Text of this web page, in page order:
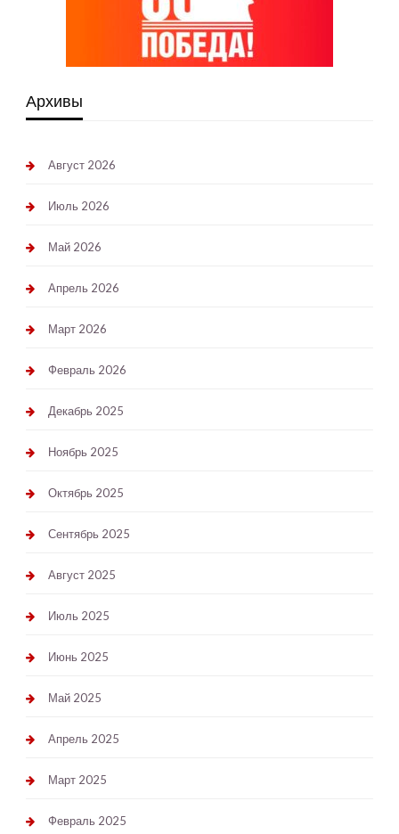
Архивы
Август 2026
Июль 2026
Май 2026
Апрель 2026
Март 2026
Февраль 2026
Декабрь 2025
Ноябрь 2025
Октябрь 2025
Сентябрь 2025
Август 2025
Июль 2025
Июнь 2025
Май 2025
Апрель 2025
Март 2025
Февраль 2025